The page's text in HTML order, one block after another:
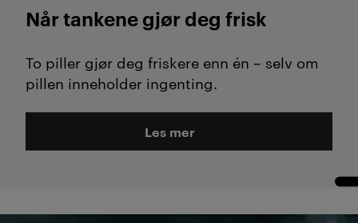
Når tankene gjør deg frisk
To piller gjør deg friskere enn én – selv om
pillen inneholder ingenting.
Les mer